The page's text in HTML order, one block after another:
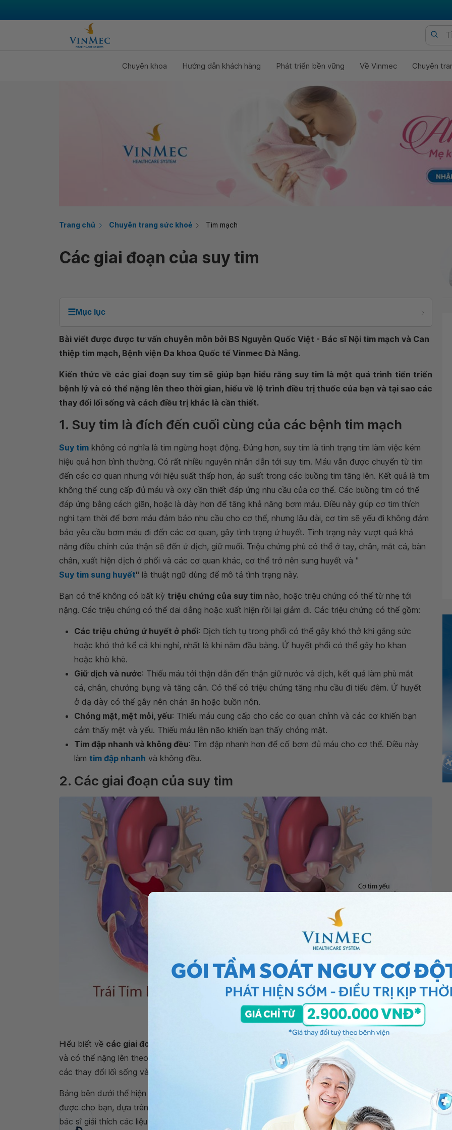
Chuyên khoa Hướng dẫn khách hàng Phát triển bền vững Về Vinmec Chuyên
Trang chủ Chuyên trang sức khoẻ Tim mạch
Các giai đoạn của suy tim
☰Mục lục
Bài viết được được tư vấn chuyên môn bởi BS Nguyễn Quốc Việt - Bác sĩ Nội tim mạch và Can
thiệp tim mạch, Bệnh viện Đa khoa Quốc tế Vinmec Đà Nẵng.
Kiến thức về các giai đoạn suy tim sẽ giúp bạn hiểu rằng suy tim là một quá trình tiến triển
bệnh lý và có thể nặng lên theo thời gian, hiểu về lộ trình điều trị thuốc của bạn và tại sao các
thay đổi lối sống và cách điều trị khác là cần thiết.
1. Suy tim là đích đến cuối cùng của các bệnh tim mạch
Suy tim không có nghĩa là tim ngừng hoạt động. Đúng hơn, suy tim là tình trạng tim làm việc kém
hiệu quả hơn bình thường. Có rất nhiều nguyên nhân dẫn tới suy tim. Máu vẫn được chuyển từ tim
đến các cơ quan nhưng với hiệu suất thấp hơn, áp suất trong các buồng tim tăng lên. Kết quả là tim
không thể cung cấp đủ máu và oxy cần thiết đáp ứng nhu cầu của cơ thể. Các buồng tim có thể
đáp ứng bằng cách giãn, hoặc là dày hơn để tăng khả năng bơm máu. Điều này giúp cơ tim thích
nghi tạm thời để bơm máu đảm bảo nhu cầu cho cơ thể, nhưng lâu dài, cơ tim sẽ yếu đi không đảm
bảo yêu cầu bơm máu đi đến các cơ quan, gây tình trạng ứ huyết. Tình trạng này vượt quá khả
năng điều chỉnh của thận sẽ đến ứ dịch, giữ muối. Triệu chứng phù có thể ở tay, chân, mắt cá, bàn
chân, xuất hiện dịch ở phổi và các cơ quan khác, cơ thể trở nên sung huyết và "
Suy tim sung huyết" là thuật ngữ dùng để mô tả tình trạng này.
Bạn có thể không có bất kỳ triệu chứng của suy tim nào, hoặc triệu chứng có thể từ nhẹ tới
nặng. Các triệu chứng có thể dai dẳng hoặc xuất hiện rồi lại giảm đi. Các triệu chứng có thể gồm:
Các triệu chứng ứ huyết ở phổi: Dịch tích tụ trong phổi có thể gây khó thở khi gắng sức
hoặc khó thở kể cả khi nghỉ, nhất là khi nằm đầu bằng. Ứ huyết phổi có thể gây ho khan
hoặc khò khè.
Giữ dịch và nước: Thiếu máu tới thận dẫn đến thận giữ nước và dịch, kết quả làm phù mắt
cá, chân, chướng bụng và tăng cân. Có thể có triệu chứng tăng nhu cầu đi tiểu đêm. Ứ huyết
ở dạ dày có thể gây nên chán ăn hoặc buồn nôn.
Chóng mặt, mệt mỏi, yếu: Thiếu máu cung cấp cho các cơ quan chính và các cơ khiến bạn
cảm thấy mệt và yếu. Thiếu máu lên não khiến bạn thấy chóng mặt.
Tim đập nhanh và không đều: Tim đập nhanh hơn để cố bơm đủ máu cho cơ thể. Điều này
làm tim đập nhanh và không đều.
2. Các giai đoạn của suy tim
Giai đoạn suy tim
Hiểu biết về các giai đoạn suy tim
sẽ giúp bạn hiểu rằng suy tim là một quá trình tiến triển bệnh lý
và có thể nặng lên theo thời gian hiểu về lộ trình điều trị thuốc của bạn và giúp bạn hiểu rõ tại sao
các thay đổi lối sống và các điều trị khác là cần thiết.
Bảng bên dưới thể hiện các nét cơ bản trong kế hoạch chăm sóc mà có thể hoặc không áp dụng
được cho bạn, dựa trên nguyên nhân gây
suy tim và các tình trạng đặc biệt mà bạn có. Yêu cầu
bác sĩ giải thích các liệu pháp được liệt kê nếu bạn không hiểu hoặc tại sao bạn có hoặc không